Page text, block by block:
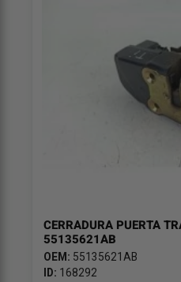
CERRADURA PUERTA
55135621AB
OEM: 55135621AB
ID: 168292